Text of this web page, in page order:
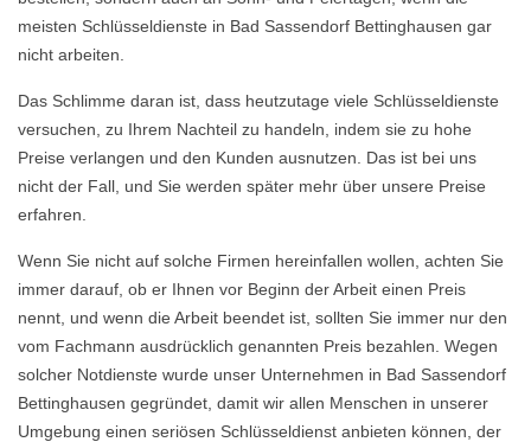
meisten Schlüsseldienste in Bad Sassendorf Bettinghausen gar
nicht arbeiten.
Das Schlimme daran ist, dass heutzutage viele Schlüsseldienste
versuchen, zu Ihrem Nachteil zu handeln, indem sie zu hohe
Preise verlangen und den Kunden ausnutzen. Das ist bei uns
nicht der Fall, und Sie werden später mehr über unsere Preise
erfahren.
Wenn Sie nicht auf solche Firmen hereinfallen wollen, achten Sie
immer darauf, ob er Ihnen vor Beginn der Arbeit einen Preis
nennt, und wenn die Arbeit beendet ist, sollten Sie immer nur den
vom Fachmann ausdrücklich genannten Preis bezahlen. Wegen
solcher Notdienste wurde unser Unternehmen in Bad Sassendorf
Bettinghausen gegründet, damit wir allen Menschen in unserer
Umgebung einen seriösen Schlüsseldienst anbieten können, der